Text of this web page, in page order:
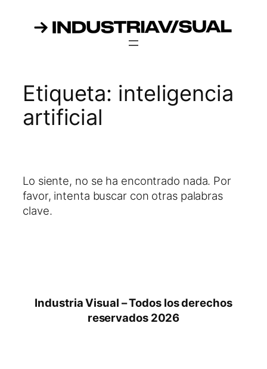
Etiqueta: inteligencia
artificial
Lo siente, no se ha encontrado nada. Por
favor, intenta buscar con otras palabras
clave.
Industria Visual – Todos los derechos
reservados 2026